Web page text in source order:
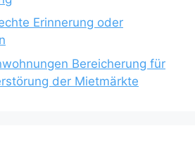
Erinnerung oder
Bereicherung für
der Mietmärkte